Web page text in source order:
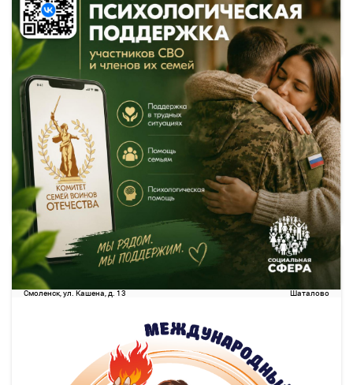
Детали рейса
Подробнее
о маршруте
15:05
Смоленск
Смоленск, ул. Кашена, д. 13
1 ч. 12 м 09 авг16:17
Шаталово
Шаталово
Детали рейса
Подробнее
о маршруте
228.98 руб.
25 свободных мест
Выбрать
15:10
Смоленск
Смоленск, ул. Кашена, д. 13
1 ч. 8 м 09 авг16:18
Шаталово
Шаталово
Детали рейса
Подробнее
о маршруте